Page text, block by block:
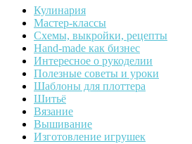
Кулинария
Мастер-классы
Схемы, выкройки, рецепты
Hand-made как бизнес
Интересное о рукоделии
Полезные советы и уроки
Шаблоны для плоттера
Шитьё
Вязание
Вышивание
Изготовление игрушек